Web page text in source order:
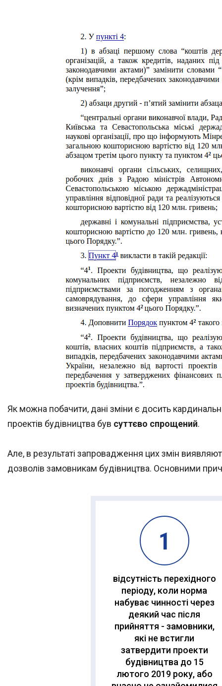
Як можна побачити, дані зміни є досить
проектів будівництва був суттєво спрощений.
Але, в результаті запровадження цих змін
дозволів замовникам будівництва. Основними
відсутність перехідного
періоду, коли норма
набуває чинності через
деякий час після
прийняття - замовники,
які не встигли
затвердити проекти
будівництва до 15
лютого 2019 року, або